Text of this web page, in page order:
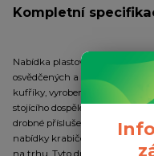
Kompletní
Nabídka plastových krabiček
osvědčených a stále
kufříky, vyrobené z vysoce
stojícího dospělého člověka.
drobné příslušenství, háčky,
nabídky krabiček přináší
na trhu. Tyto drobné úpravy